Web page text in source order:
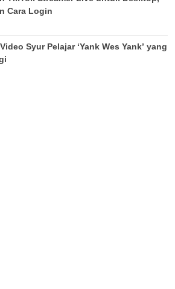
Cara Login
Syur Pelajar ‘Yank Wes Yank’ yang